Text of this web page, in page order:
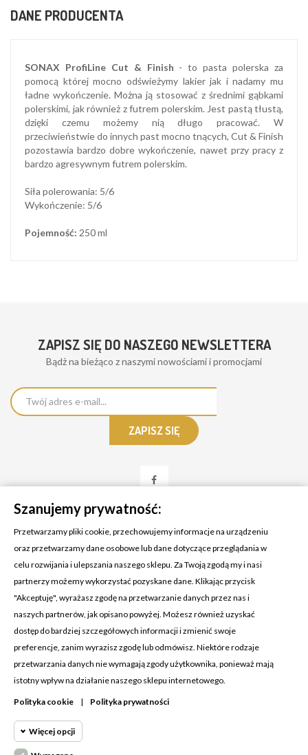
DANE PRODUCENTA
SONAX ProfiLine Cut & Finish - to pasta polerska za
pomocą której mocno odświeżymy lakier jak i nadamy mu
ładne wykończenie. Można ją stosować z średnimi gąbkami
polerskimi, jak również z futrem polerskim. Jest pastą tłustą,
dzięki czemu możemy nią długo pracować. W
przeciwieństwie do innych past mocno tnących, Cut & Finish
pozostawia bardzo dobre wykończenie, nawet przy pracy z
bardzo agresywnym futrem polerskim.
Siła polerowania: 5/6
Wykończenie: 5/6
Pojemność: 250 ml
ZAPISZ SIĘ DO NASZEGO NEWSLETTERA
Bądż na bieżąco z naszymi nowościami i promocjami
KONTAKT Z NAMI
Adres:
Cosmetic4car
Budzisz 73A
39-200 Dębica
Dominik:
Klaudia: +48 730634730
MOJE KONTO
Szanujemy prywatność:
Przetwarzamy pliki cookie, przechowujemy informacje na urządzeniu
oraz przetwarzamy dane osobowe lub dane dotyczące przeglądania w
celu rozwijania i ulepszania naszego sklepu. Za Twoją zgodą my i nasi
partnerzy możemy wykorzystać pozyskane dane. Klikając przycisk
"Akceptuję", wyrażasz zgodę na przetwarzanie danych przez nas i
naszych partnerów, jak opisano powyżej. Możesz również uzyskać
dostęp do bardziej szczegółowych informacji i zmienić swoje
preferencje, zanim wyrazisz zgodę lub odmówisz. Niektóre rodzaje
przetwarzania danych nie wymagają zgody użytkownika, ponieważ mają
istotny wpływ na działanie naszego sklepu internetowego.
Polityka cookie | Polityka prywatności
Więcej opcji